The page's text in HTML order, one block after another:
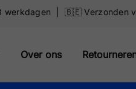
werkdagen | 🇧🇪 Verzonden
Over ons